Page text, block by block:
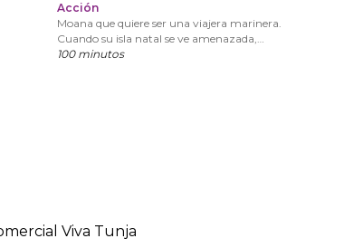
Acción
Moana que quiere ser una viajera marinera.
Cuando su isla natal se ve amenazada,
Moana debe adentrarse en el mar junto a un
100 minutos
Viva Tunja